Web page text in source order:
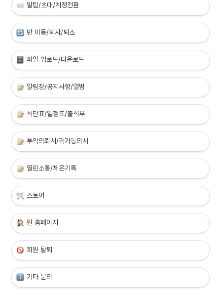
알림/초대/계정전환
반 이동/퇴사/퇴소
파일 업로드/다운로드
알림장/공지사항/앨범
식단표/일정표/출석부
투약의뢰서/귀가동의서
열린소통/체온기록
스토어
원 홈페이지
회원 탈퇴
기타 문의